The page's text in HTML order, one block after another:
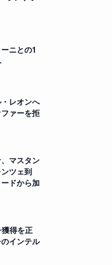
ニとの1
レオンへ
ァーを拒
マスタン
ツェ到
ドから加
得を正
インテル